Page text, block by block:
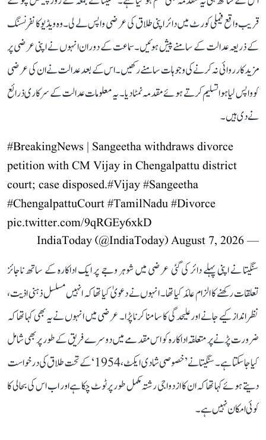
قریب واقع فیملی کورٹ میں دائر اپنی طلاق کی عرضی واپس لے لی۔ وہ ویڈیو کانفرنسنگ
کے ذریعہ عدالت کے سامنے پیش ہوئیں۔ سماعت کے دوران انہوں نے اپنی عرضی پر
مزید کارروائی نہ کرنے کی وجوہات سامنے رکھیں۔ اس کے بعد عدالت نے ان کی عرضی
کو واپس لیا ہوا تسلیم کرتے ہوئے مقدمہ نمٹا دیا۔ یہ معلومات عدالت کے سرکاری ذرائع
نے دی ہیں۔
#BreakingNews | Sangeetha withdraws divorce
petition with CM Vijay in Chengalpattu district
court; case disposed.#Vijay#Sangeetha
#ChengalpattuCourt#TamilNadu#Divorce
pic.twitter.com/9qRGEy6xkD
— IndiaToday (@IndiaToday)
August 7, 2026
سنگیتا نے اپنی پہلے دائر کی گئی عرضی میں شوہر وجے پر ایک اداکارہ کے ساتھ ناجائز
تعلقات رکھنے کا الزام عائد کیا تھا۔ انہوں نے دعویٰ کیا تھا کہ انہیں مسلسل ذہنی اذیت،
نظر انداز کیے جانے اور علیحدگی کا سامنا کرنا پڑا۔ عرضی میں انہوں نے یہ بھی کہا تھا کہ
ضرورت پڑنے پر متعلقہ اداکارہ کو اس مقدمے میں دوسرے فریق کے طور پر بھی شامل
کیا جا سکتا ہے۔ سنگیتا نے ’خصوصی شادی ایکٹ، 1954‘ کے تحت طلاق کی درخواست
دیتے ہوئے کہا تھا کہ ان کا ازدواجی رشتہ مکمل طور پر ٹوٹ چکا ہے اور اب اس کی بحالی کا
کوئی امکان نہیں ہے۔